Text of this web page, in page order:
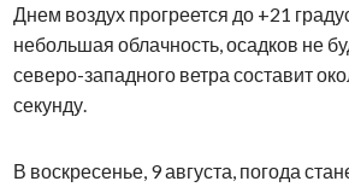
Днем воздух прогреется до +21
небольшая облачность, осадков не
северо-западного ветра составит
секунду.
В воскресенье, 9 августа, погода